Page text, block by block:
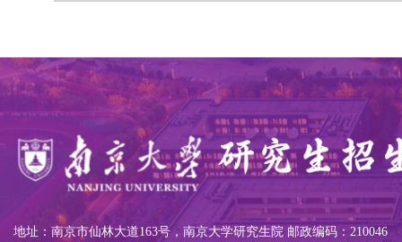
地址：南京市仙林大道163号，南京大学研究生院 邮政编码：210046